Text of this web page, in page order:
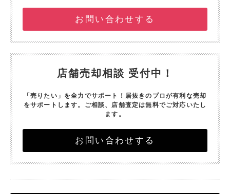
お問い合わせする
店舗売却相談 受付中！
「売りたい」を全力でサポート！ 居抜きのプロが有利な売却
をサポートします。 ご相談、店舗査定は無料でご対応いたし
ます。
お問い合わせする